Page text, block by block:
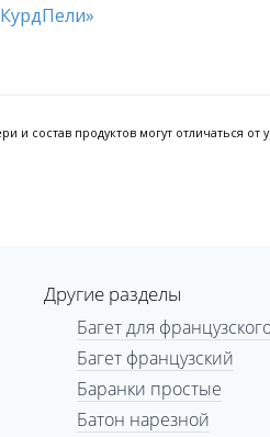
продуктов могут отличаться от
Другие разделы
Багет для
Багет французский
Баранки простые
Батон нарезной